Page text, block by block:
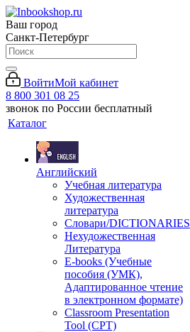
Ваш город
Санкт-Петербург
ВойтиМой кабинет
8 800 301 08 25
звонок по России бесплатный
Каталог
Английский
Учебная литература
Художественная
литература
Словари/DICTIONARIES
Нехудожественная
Литература
E-books (Учебные
пособия (УМК),
Адаптированное чтение
в электронном формате)
Classroom Presentation
Tool (CPT)